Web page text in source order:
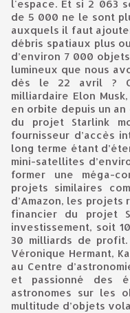
l'espace. Et si 2 063
de 5 000 ne le sont
auxquels il faut
débris spatiaux plus
d’environ 7 000
lumineux que nous
dès le 22 avril ?
milliardaire Elon
en orbite depuis un
du projet Starlink
fournisseur d’accès
long terme étant
mini-satellites
former une méga-
projets similaires
d’Amazon, les projets
financier du projet
investissement, soit
30 milliards de
Véronique Hermant,
au Centre
et passionné des
astronomes sur les
multitude d’objets